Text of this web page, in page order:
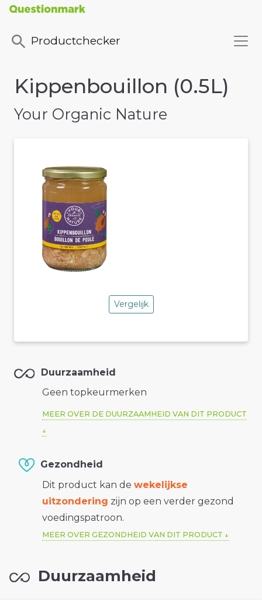
Productchecker
Kippenbouillon (0.5L)
Your Organic Nature
Vergelijk
Duurzaamheid
Geen topkeurmerken
MEER OVER DE DUURZAAMHEID VAN DIT PRODUCT
Gezondheid
Dit product kan de wekelijkse
uitzondering zijn op een verder gezond
voedingspatroon.
MEER OVER GEZONDHEID VAN DIT PRODUCT
Duurzaamheid